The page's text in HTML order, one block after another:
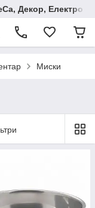
Декор,
Миски